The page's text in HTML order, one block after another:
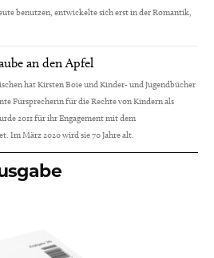
an den Apfel
hat Kirsten Boie und Kinder- und Jugendbücher
Fürsprecherin für die Rechte von Kindern als
2011 für ihr Engagement mit dem
Im März 2020 wird sie 70 Jahre alt.